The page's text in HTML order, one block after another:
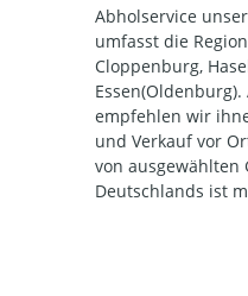
Abholservice
umfasst die
Cloppenburg,
empfehlen wir
und Verkauf vor
von ausgewählten
Deutschlands ist